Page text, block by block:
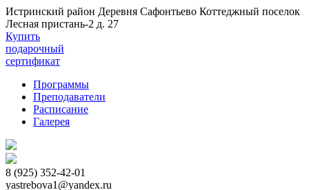
Истринский район Деревня Сафонтьево Коттеджный поселок
Лесная пристань-2 д. 27
Купить
подарочный
сертификат
Программы
Преподаватели
Расписание
Галерея
8 (925) 352-42-01
yastrebova1@yandex.ru